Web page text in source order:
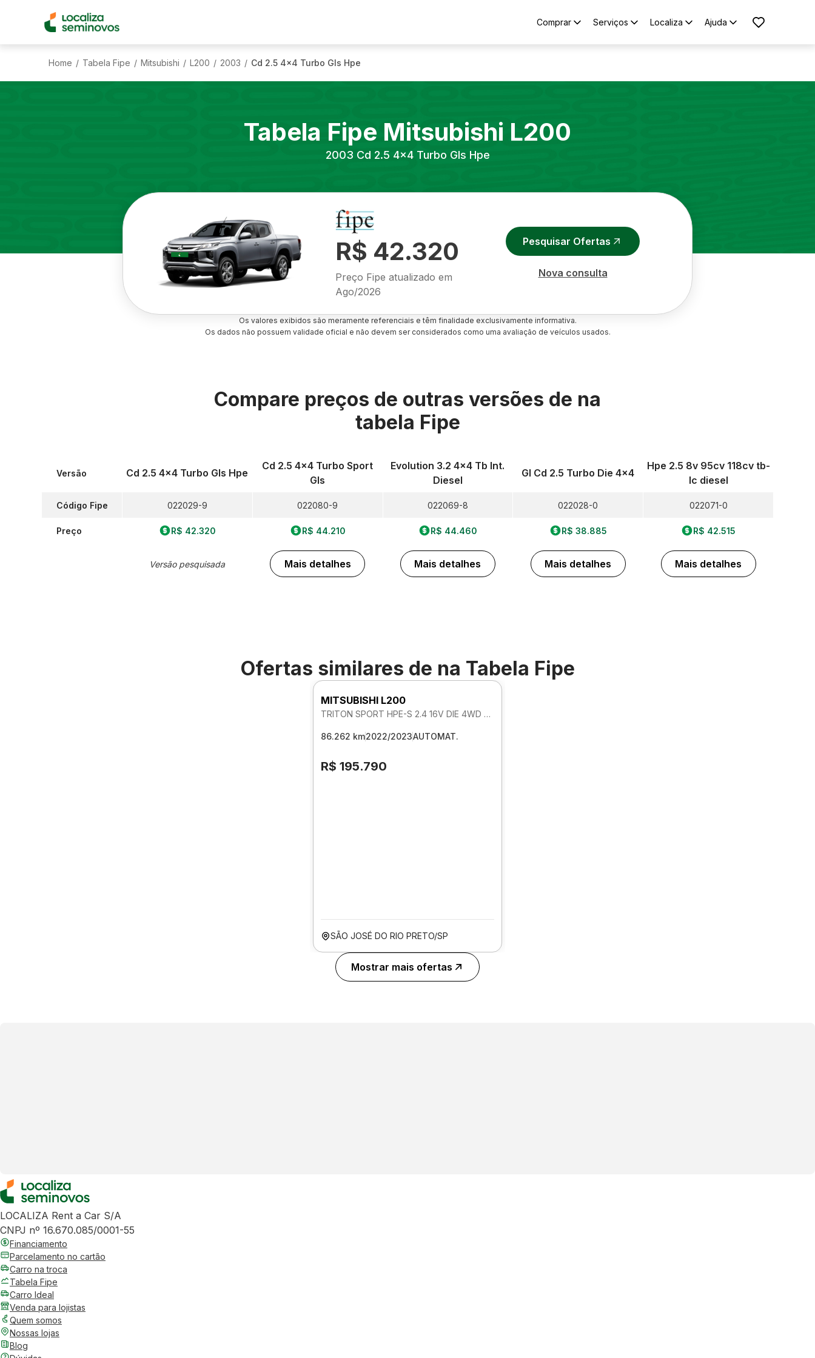
Comprar Serviços Localiza Ajuda
Home / Tabela Fipe / Mitsubishi / L200 / 2003 / Cd 2.5 4x4 Turbo Gls Hpe
Tabela Fipe Mitsubishi L200
2003 Cd 2.5 4x4 Turbo Gls Hpe
R$ 42.320
Preço Fipe atualizado em
Ago/2026
Pesquisar Ofertas
Nova consulta
Os valores exibidos são meramente referenciais e têm finalidade exclusivamente informativa.
Os dados não possuem validade oficial e não devem ser considerados como uma avaliação de veículos usados.
Compare preços de outras versões de na
tabela Fipe
Versão
Código Fipe
Preço
Cd 2.5 4x4 Turbo Gls Hpe
022029-9
R$ 42.320
Versão pesquisada
Cd 2.5 4x4 Turbo Sport
Gls
022080-9
R$ 44.210
Mais detalhes
Evolution 3.2 4x4 Tb Int.
Diesel
022069-8
R$ 44.460
Mais detalhes
Gl Cd 2.5 Turbo Die 4x4
022028-0
R$ 38.885
Mais detalhes
Hpe 2.5 8v 95cv 118cv tb-
Ic diesel
022071-0
R$ 42.515
Mais detalhes
Ofertas similares de na Tabela Fipe
MITSUBISHI L200
TRITON SPORT HPE-S 2.4 16V DIE 4WD AUTOMATICO
86.262 km2022/2023AUTOMAT.
R$ 195.790
SÃO JOSÉ DO RIO PRETO/SP
Mostrar mais ofertas
LOCALIZA Rent a Car S/A
CNPJ nº 16.670.085/0001-55
Financiamento
Parcelamento no cartão
Carro na troca
Tabela Fipe
Carro Ideal
Venda para lojistas
Quem somos
Nossas lojas
Blog